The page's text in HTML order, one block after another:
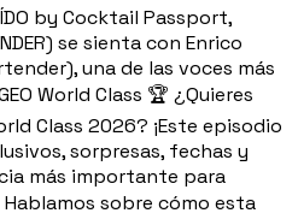
by Cocktail Passport,
se sienta con Enrico
una de las voces más
World Class 🏆 ¿Quieres
Class 2026? ¡Este episodio
sorpresas, fechas y
más importante para
sobre cómo esta